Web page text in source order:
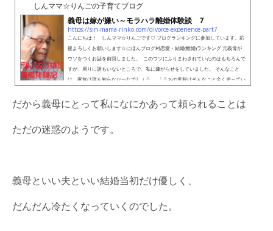
しんママ☆りんごの子育てブログ
義母は嫁が嫌い～モラハラ離婚体験談 7
https://sin-mama-rinko.com/divorce-experience-part7
こんにちは！ しんママ☆りんごです♡ ブログランキングに参加しています。応
援よろしくお願いします☆にほんブログ村恋愛・結婚(離婚)ランキング 元義母が
ウソをつくお話を前回しました。 このウソにふりまわされていたのはもちろんで
すが、周りに誰もいないところで、私に嫌がらせをしていました。 そんなこと
は、家族は誰も知らなかったでしょう。 「うちの母親はそんなこと全く思ってい
もの、嫁に対する...
だから義母にとって私になにかあって頼られることは
ただの迷惑のようです。
義母といい夫といい結婚当初だけ優しく、
だんだん冷たくなっていくのでした。